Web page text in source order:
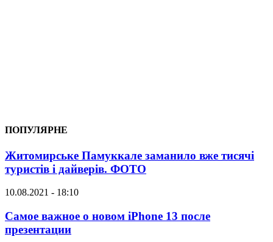
ПОПУЛЯРНЕ
Житомирське Памуккале заманило вже тисячі
туристів і дайверів. ФОТО
10.08.2021 - 18:10
Самое важное о новом iPhone 13 после
презентации